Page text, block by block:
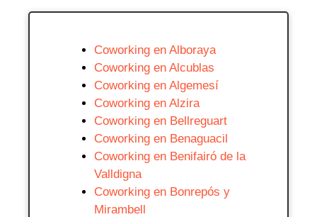
Coworking en Alboraya
Coworking en Alcublas
Coworking en Algemesí
Coworking en Alzira
Coworking en Bellreguart
Coworking en Benaguacil
Coworking en Benifairó de la
Valldigna
Coworking en Bonrepós y
Mirambell